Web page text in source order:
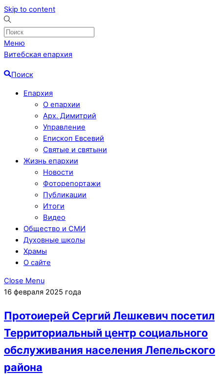
Skip to content
Меню
Витебская епархия
Поиск
Епархия
О епархии
Арх. Димитрий
Управление
Епископ Евсевий
Святые и святыни
Жизнь епархии
Новости
Фоторепортажи
Публикации
Итоги
Видео
Общество и СМИ
Духовные школы
Храмы
О сайте
Close Menu
16 февраля 2025 года
Протоиерей Сергий Лешкевич посетил
Территориальный центр социального
обслуживания населения Лепельского
района